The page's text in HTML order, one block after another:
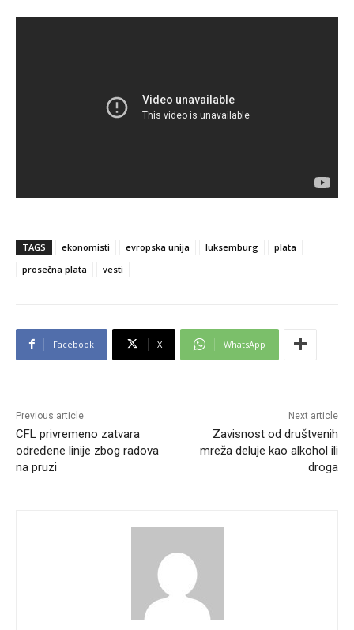
TAGS ekonomisti evropska unija luksemburg
plata
prosečna plata
vesti
Facebook X WhatsApp
Previous article
CFL privremeno zatvara
određene linije zbog radova
na pruzi
Next article
Zavisnost od društvenih
mreža deluje kao alkohol ili
droga